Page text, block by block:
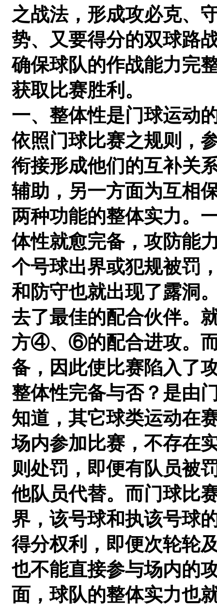
之战法，形成攻必克、
势、又要得分的双球路
确保球队的作战能力完
获取比赛胜利。
一、整体性是门球运动
依照门球比赛之规则，
衔接形成他们的互补关
辅助，另一方面为互相
两种功能的整体实力。
体性就愈完备，攻防能
个号球出界或犯规被罚
和防守也就出现了露
去了最佳的配合伙伴。
方④、⑥的配合进攻。
备，因此使比赛陷入了
整体性完备与否？是由
知道，其它球类运动在
场内参加比赛，不存在
则处罚，即便有队员被
他队员代替。而门球比
界，该号球和执该号球
得分权利，即便次轮轮
也不能直接参与场内的
面，球队的整体实力也